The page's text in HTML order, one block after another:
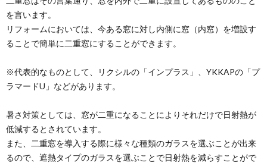
を言います。
リフォームにおいては、今ある窓に対し内側に窓（内窓）を増設す
ることで簡単に二重窓にすることができます。
※代表的なものとして、リクシルの「インプラス」、YKKAPの「プ
ラマードU」などがあります。
暑さ対策としては、窓が二重になることによりそれだけで日射熱が
低減するとされています。
また、二重窓を導入する際に様々な種類のガラスを選ぶことが出来
るので、遮熱タイプのガラスを選ぶことで日射熱を減らすことがで